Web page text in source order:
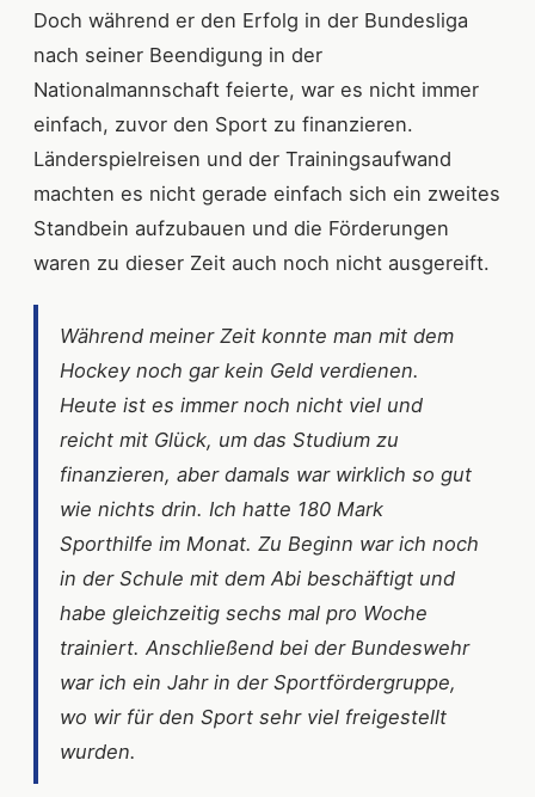
Doch während er den Erfolg in der Bundesliga
nach seiner Beendigung in der
Nationalmannschaft feierte, war es nicht immer
einfach, zuvor den Sport zu finanzieren.
Länderspielreisen und der Trainingsaufwand
machten es nicht gerade einfach sich ein zweites
Standbein aufzubauen und die Förderungen
waren zu dieser Zeit auch noch nicht ausgereift.
Während meiner Zeit konnte man mit dem
Hockey noch gar kein Geld verdienen.
Heute ist es immer noch nicht viel und
reicht mit Glück, um das Studium zu
finanzieren, aber damals war wirklich so gut
wie nichts drin. Ich hatte 180 Mark
Sporthilfe im Monat. Zu Beginn war ich noch
in der Schule mit dem Abi beschäftigt und
habe gleichzeitig sechs mal pro Woche
trainiert. Anschließend bei der Bundeswehr
war ich ein Jahr in der Sportfördergruppe,
wo wir für den Sport sehr viel freigestellt
wurden.